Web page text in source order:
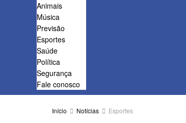
Animais
Música
Previsão
Esportes
Saúde
Política
Segurança
Fale conosco
Início Notícias Esportes